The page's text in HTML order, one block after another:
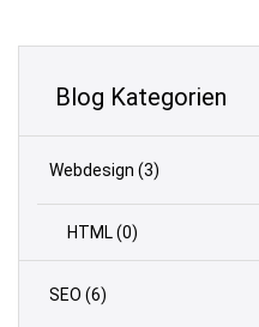
Blog Kategorien
Webdesign (3)
HTML(0)
SEO (6)